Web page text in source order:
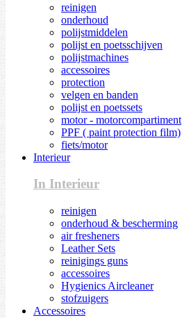
reinigen
onderhoud
polijstmiddelen
polijst en poetsschijven
polijstmachines
accessoires
protection
velgen en banden
polijst en poetssets
motor - motorcompartiment
PPF ( paint protection film)
fiets/motor
Interieur
In Interieur
reinigen
onderhoud & bescherming
air fresheners
Leather Sets
reinigings guns
accessoires
Hygienics Aircleaner
stofzuigers
Accessoires